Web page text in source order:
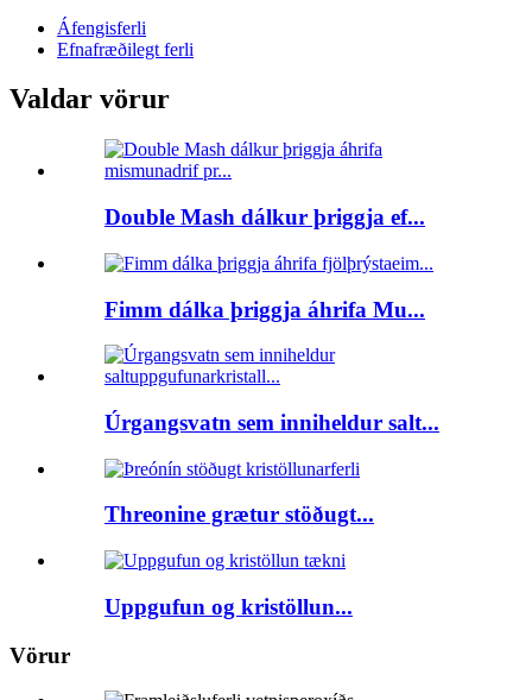
Áfengisferli
Efnafræðilegt ferli
Valdar vörur
Double Mash dálkur þriggja ef...
Fimm dálka þriggja áhrifa Mu...
Úrgangsvatn sem inniheldur salt...
Threonine grætur stöðugt...
Uppgufun og kristöllun...
Vörur